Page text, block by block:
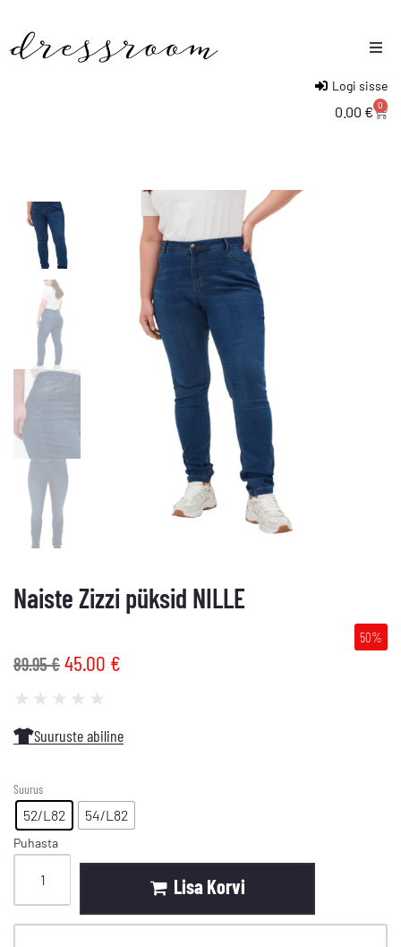
Logi sisse
0.00 € 0
Naiste Zizzi püksid NILLE
50%
89.95€ 45.00 €
★ ★ ★ ★ ★
Suuruste abiline
Suurus
52/L82 54/L82
Puhasta
Lisa Korvi